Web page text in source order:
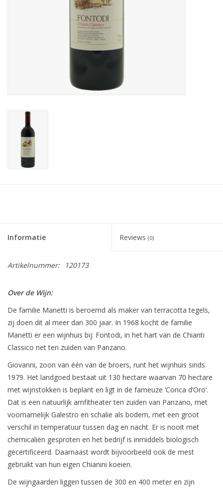
Informatie Reviews (0)
Artikelnummer: 120173
Over de Wijn:
De familie Manetti is beroemd als maker van terracotta tegels,
zij doen dit al meer dan 300 jaar. In 1968 kocht de familie
Manetti er een wijnhuis bij: Fontodi, in het hart van de Chianti
Classico net ten zuiden van Panzano.
Giovanni, zoon van één van de broers, runt het wijnhuis sinds
1979. Het landgoed bestaat uit 130 hectare waarvan 70 hectare
met wijnstokken is beplant en ligt in de fameuze ‘Conca d’Oro’.
Dat is een natuurlijk amfitheater ten zuiden van Panzano, met
voornamelijk Galestro en schalie als bodem, met een groot
verschil in temperatuur tussen dag en nacht. Er is nooit met
chemicaliën gesproten en het bedrijf is inmiddels biologisch
gecertificeerd. Daarnaast wordt bijvoorbeeld ook de mest
gebruikt van hun eigen Chianini koeien.
De wijngaarden liggen tussen de 300 en 400 meter en zijn